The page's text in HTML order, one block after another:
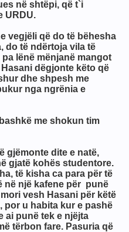
në shtëpi, që t`i
URDU.
vegjëli që do të bëhesha
do të ndërtoja vila të
lënë mënjanë mangot
dëgjonte këto që
dhe shpesh me
nga ngrënia e
me shokun tim
gjëmonte dite e natë,
gjatë kohës studentore.
të kisha ca para për të
në një kafene për punë
vesh Hasani për këtë
por u habita kur e pashë
ai punë tek e njëjta
tërbon fare. Pasuria që